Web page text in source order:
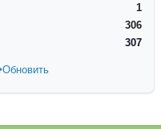
1
306
307
Обновить